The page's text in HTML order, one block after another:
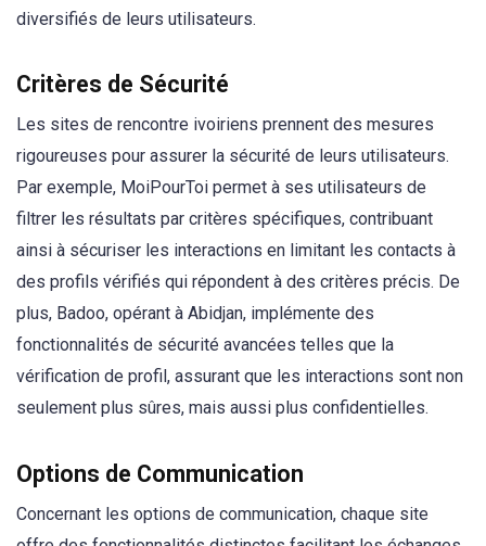
diversifiés de leurs utilisateurs.
Critères de Sécurité
Les sites de rencontre ivoiriens prennent des mesures
rigoureuses pour assurer la sécurité de leurs utilisateurs.
Par exemple, MoiPourToi permet à ses utilisateurs de
filtrer les résultats par critères spécifiques, contribuant
ainsi à sécuriser les interactions en limitant les contacts à
des profils vérifiés qui répondent à des critères précis. De
plus, Badoo, opérant à Abidjan, implémente des
fonctionnalités de sécurité avancées telles que la
vérification de profil, assurant que les interactions sont non
seulement plus sûres, mais aussi plus confidentielles.
Options de Communication
Concernant les options de communication, chaque site